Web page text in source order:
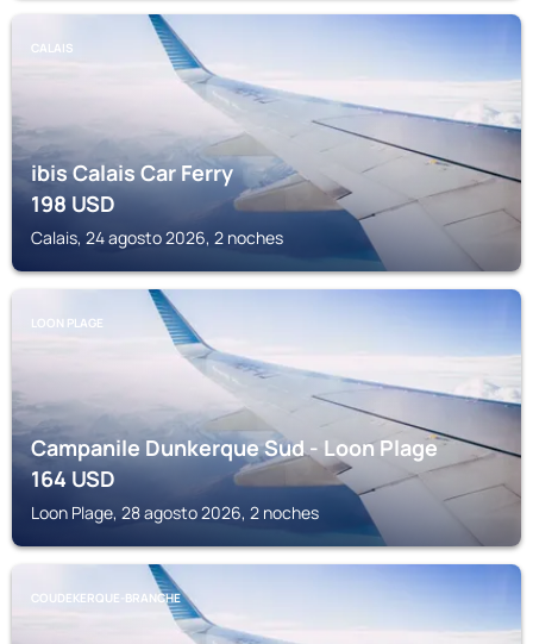
CALAIS
ibis Calais Car Ferry
198USD
Calais, 24 agosto 2026, 2 noches
LOON PLAGE
Campanile Dunkerque Sud - Loon Plage
164USD
Loon Plage, 28 agosto 2026, 2 noches
COUDEKERQUE-BRANCHE